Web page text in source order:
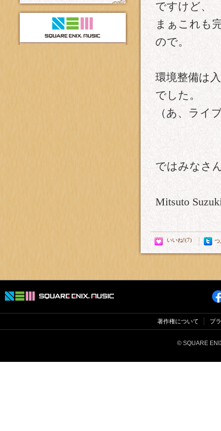
ですけど、
まぁこれも
ので。
環境整備は
でした。
（あ、ライ
ではみなさ
Mitsuto
つ
著作権について プ
© SQUARE